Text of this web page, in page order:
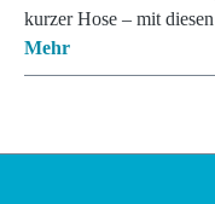
kurzer Hose – mit
Mehr